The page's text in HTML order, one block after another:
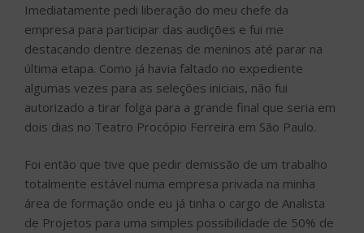
Imediatamente pedi liberação do meu chefe da
empresa para participar das audições e fui me
destacando dentre dezenas de meninos até parar na
última etapa. Como já havia faltado no expediente
algumas vezes para as seleções iniciais, não fui
autorizado a tirar folga para a grande final que seria em
dois dias no Teatro Procópio Ferreira em São Paulo.
Foi então que tive que pedir demissão de um trabalho
totalmente estável numa empresa privada na minha
área de formação onde eu já tinha o cargo de Analista
de Projetos para uma simples possibilidade de 50% de